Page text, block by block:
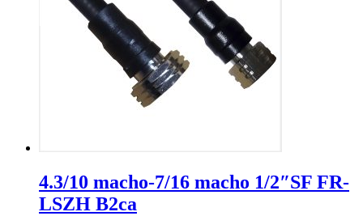
4.3/10 macho-7/16 macho 1/2″SF FR-
LSZH B2ca